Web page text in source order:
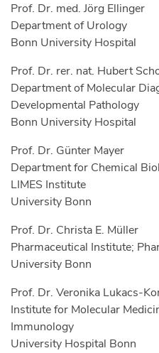
Prof. Dr. med. Jörg Ellinger
Department of Urology
Bonn University Hospital
Prof. Dr. rer. nat. Hubert
Department of Molecular
Developmental Pathology
Bonn University Hospital
Prof. Dr. Günter Mayer
Department for Chemical
LIMES Institute
University Bonn
Prof. Dr. Christa E. Müller
Pharmaceutical Institute;
University Bonn
Prof. Dr. Veronika Lukacs-
Institute for Molecular
Immunology
University Hospital Bonn